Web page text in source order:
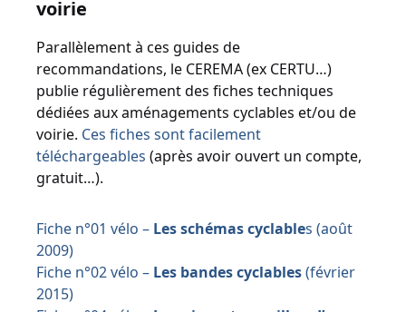
voirie
Parallèlement à ces guides de
recommandations, le CEREMA (ex CERTU…)
publie régulièrement des fiches techniques
dédiées aux aménagements cyclables et/ou de
voirie. Ces fiches sont facilement
téléchargeables (après avoir ouvert un compte,
gratuit…).
Fiche n°01 vélo – Les schémas cyclables (août
2009)
Fiche n°02 vélo – Les bandes cyclables(février
2015)